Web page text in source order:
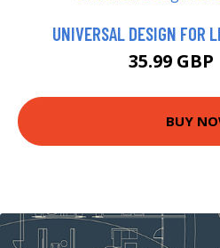
UNIVERSAL DESIGN FOR
35.99 GBP
BUY